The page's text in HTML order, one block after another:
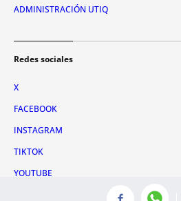
ADMINISTRACIÓN UTIQ
Redes sociales
X
FACEBOOK
INSTAGRAM
TIKTOK
YOUTUBE